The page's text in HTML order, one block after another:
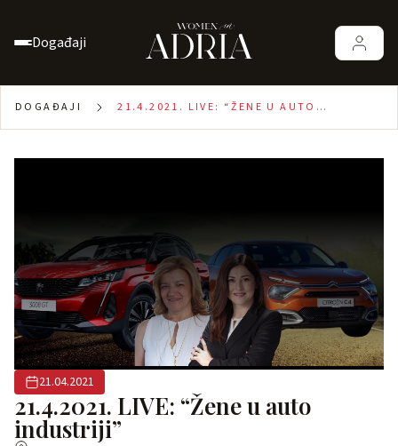
Događaji
DOGAĐAJI
21.4.2021. LIVE: “ŽENE U AUTO
21.04.2021
21.4.2021. LIVE: “Žene u auto
industriji”